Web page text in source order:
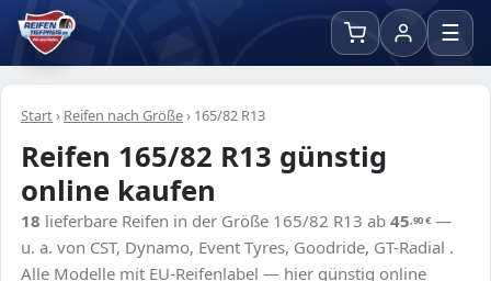
☰
Start› Reifen nach Größe› 165/82 R13
Reifen 165/82 R13 günstig
online kaufen
18 lieferbare Reifen in der Größe 165/82 R13 ab 45,90€ —
u. a. von CST, Dynamo, Event Tyres, Goodride, GT-Radial .
Alle Modelle mit EU-Reifenlabel — hier günstig online